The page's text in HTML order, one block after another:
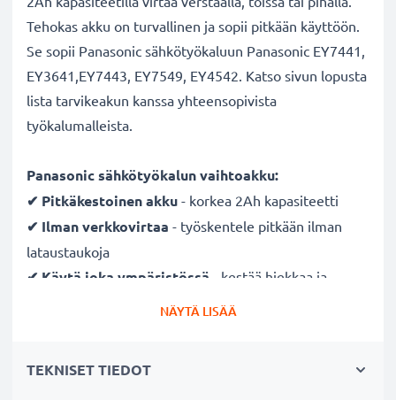
Tehokas akku on turvallinen ja sopii pitkään käyttöön.
Se sopii Panasonic sähkötyökaluun Panasonic EY7441,
EY3641,EY7443, EY7549, EY4542. Katso sivun lopusta
lista tarvikeakun kanssa yhteensopivista
työkalumalleista.
Panasonic sähkötyökalun vaihtoakku:
✔ Pitkäkestoinenakku - korkea 2Ah kapasiteetti
✔ Ilman verkkovirtaa - työskentele pitkään ilman
lataustaukoja
✔ Käytä joka ympäristössä
- kestää hiekkaa ja
✔ Täysi teho useidenkin latauskertojen jälkeen
NÄYTÄ LISÄÄ
TEKNISET TIEDOT